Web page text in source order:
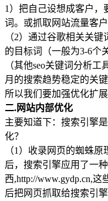
1）把自己设想成客户，
词。或抓取网站流量客
（2）通过谷歌相关关
的目标词（一般为3-6个
（其他seo关键词分析
月的搜索趋势稳定的关
所以我们要加强优化扩
二.网站内部优化
主要知道下：搜索引擎
化？
（1）收录网页的蜘蛛
后，搜索引擎应用了一
西,http://www.gydp.cn,
后把网页抓取给搜索引